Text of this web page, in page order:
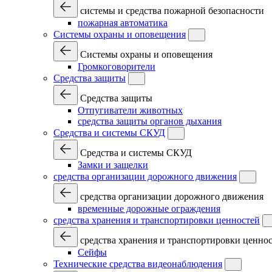
системы и средства пожарной безопасности
пожарная автоматика
Системы охраны и оповещения
Системы охраны и оповещения
Громкоговорители
Средства защиты
Средства защиты
Отпугиватели животных
средства защиты органов дыхания
Средства и системы СКУД
Средства и системы СКУД
Замки и защелки
средства организации дорожного движения
средства организации дорожного движения
временные дорожные ограждения
средства хранения и транспортировки ценностей
средства хранения и транспортировки
Сейфы
Технические средства видеонаблюдения